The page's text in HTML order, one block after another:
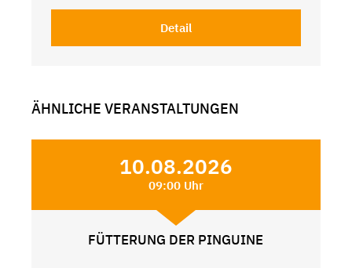
Detail
ÄHNLICHE VERANSTALTUNGEN
10.08.2026
09:00 Uhr
FÜTTERUNG DER PINGUINE